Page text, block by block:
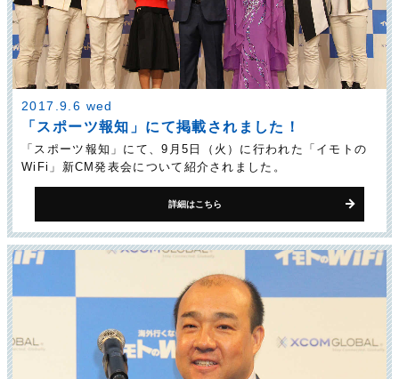
2017.9.6 wed
「スポーツ報知」にて掲載されました！
「スポーツ報知」にて、9月5日（火）に行われた「イモトの
WiFi」新CM発表会について紹介されました。
詳細はこちら